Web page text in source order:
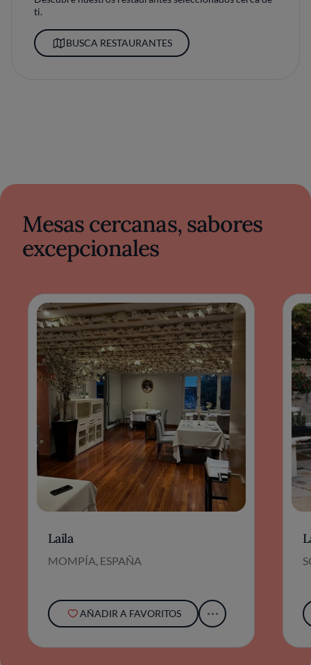
ti.
BUSCA RESTAURANTES
Mesas cercanas, sabores
excepcionales
Laila
MOMPÍA, ESPAÑA
AÑADIR A FAVORITOS